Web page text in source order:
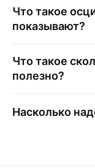
Что такое
показывают?
Что такое
полезно?
Насколько